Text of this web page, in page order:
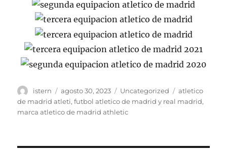
Autor
istern
Publicado
el
agosto 30, 2023 Categorías
Uncategorized Etiquetas
atletico
de madrid atleti,futbol atletico de madrid y real madrid,
marca atletico de madrid athletic